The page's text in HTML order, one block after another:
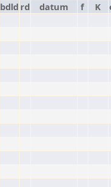
bdld rd datum f K